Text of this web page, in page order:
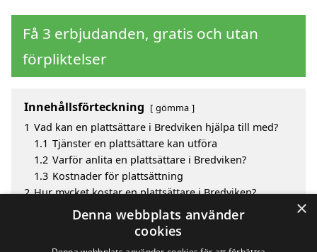
Få 3 erbjudanden, gratis och utan
förpliktelser
Innehållsförteckning gömma
1 Vad kan en plattsättare i Bredviken hjälpa till med?
1.1 Tjänster en plattsättare kan utföra
1.2 Varför anlita en plattsättare i Bredviken?
1.3 Kostnader för plattsättning
2 Hur mycket kostar en plattsättare i Bredviken?
Fördelar med att välja plattsättare i Bredviken
Sök efter en skicklig plattsättare i de omgivande
×
Denna webbplats använder
cookies